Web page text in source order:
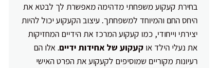
בחירת קעקוע משפחתי מדהימה מאפשרת לך לבטא את
היחס החם והמיוחד למשפחתך. עיצוב הקעקוע יכול להיות
יצירתי וייחודי, כמו קעקוע המרכז את הידיים המחזיקות
את נעלי הילד או קעקוע של אחידות ידיים. אלו הם
רעיונות מקוריים שמוסיפים לקעקוע את הפרט האישי